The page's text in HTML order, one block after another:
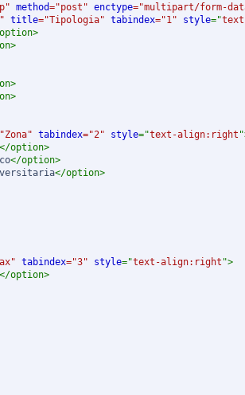
" method="post " enctype="multipart/form-
" title="Tipologia" tabindex="1 " style="
option>
>
>
>
"Zona" tabindex="2" style="text-align: right "
</option>
</option>
</option>
" tabindex="3" style="text-align: right ">
</option>